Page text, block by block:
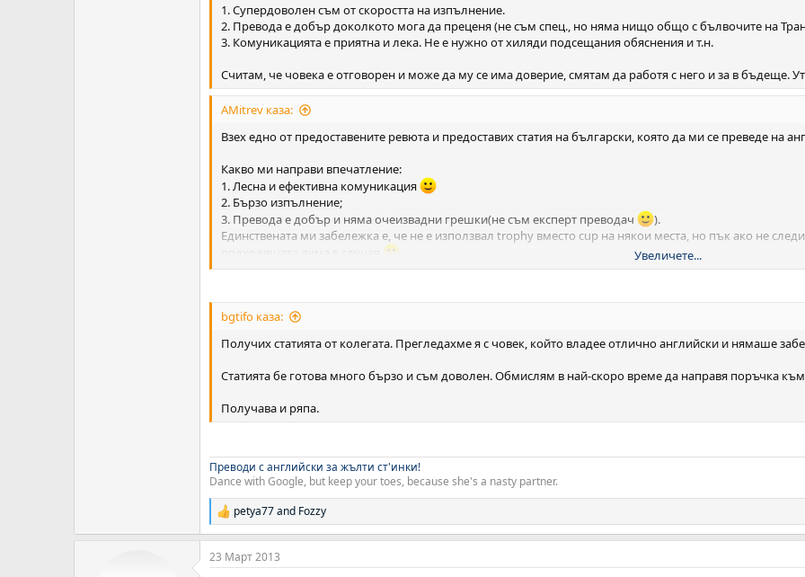
1. Супердоволен съм от скоростта на изпълнение.
2. Превода е добър доколкото мога да преценя (не съм спец., но няма нищо общо с бълвочите на
3. Комуникацията е приятна и лека. Не е нужно от хиляди подсещания обяснения и т.н.
Считам, че човека е отговорен и може да му се има доверие, смятам да работя с него и за в бъдеще.
AMitrev каза:
Взех едно от предоставените ревюта и предоставих статия на български, която да ми се преведе на
Какво ми направи впечатление:
1. Лесна и ефективна комуникация
2. Бързо изпълнение;
3. Превода е добър и няма очеизвадни грешки(не съм експерт преводач
).
Единствената ми забележка е, че не е използвал trophy вместо cup на някои места, но пък ако не
За в бъдеще бих се възползвал от услугата
Увеличете...
bgtifo каза:
Получих статията от колегата. Прегледахме я с човек, който владее отлично английски и нямаше
Статията бе готова много бързо и съм доволен. Обмислям в най-скоро време да направя поръчка
Получава и ряпа.
Преводи с английски за жълти ст'инки!
Dance with Google, but keep your toes, because she's a nasty partner.
Р
е
а
к
petya77and Fozzy
23 Март 2013